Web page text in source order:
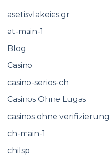
asetisvlakeies.gr
at-main-1
Blog
Casino
casino-serios-ch
Casinos Ohne Lugas
casinos ohne verifizierung
ch-main-1
chilsp